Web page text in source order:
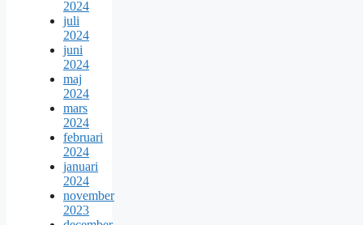
2024
juli
2024
juni
2024
maj
2024
mars
2024
februari
2024
januari
2024
november
2023